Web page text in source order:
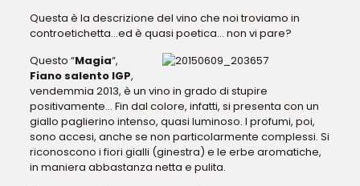
Questa è la descrizione del vino che noi troviamo in
controetichetta…ed è quasi poetica… non vi pare?
Questo “Magia“,
Fiano salento IGP,
vendemmia 2013, è un vino in grado di stupire
positivamente… Fin dal colore, infatti, si presenta con un
giallo paglierino intenso, quasi luminoso. I profumi, poi,
sono accesi, anche se non particolarmente complessi. Si
riconoscono i fiori gialli (ginestra) e le erbe aromatiche,
in maniera abbastanza netta e pulita.